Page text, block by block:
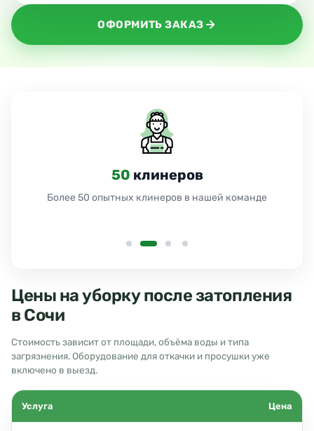
ОФОРМИТЬ ЗАКАЗ
50 клинеров
Более 50 опытных клинеров в нашей команде
Цены на уборку после затопления
в Сочи
Стоимость зависит от площади, объёма воды и типа
загрязнения. Оборудование для откачки и просушки уже
включено в выезд.
Услуга Цена